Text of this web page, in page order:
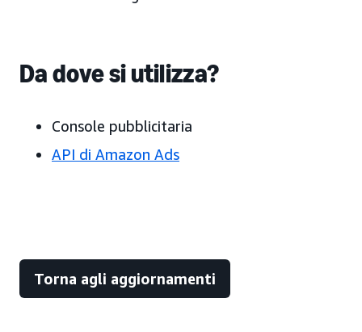
Da dove si utilizza?
Console pubblicitaria
API di Amazon Ads
Torna agli aggiornamenti